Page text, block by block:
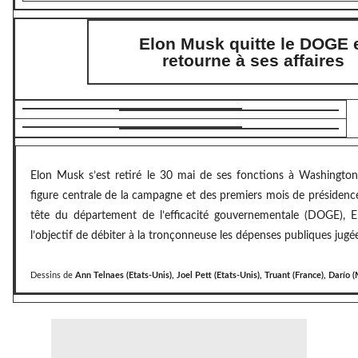
Elon Musk quitte le DOGE
retourne à ses affaires
Elon Musk s’est retiré le 30 mai de ses fonctions à
figure centrale de la campagne et des premiers mois de
tête du département de l’efficacité gouvernementale (DOGE),
l’objectif de débiter à la tronçonneuse les dépenses publiques
Dessins de Ann Telnaes (Etats-Unis), Joel Pett (Etats-Unis), Truant (France), Darío